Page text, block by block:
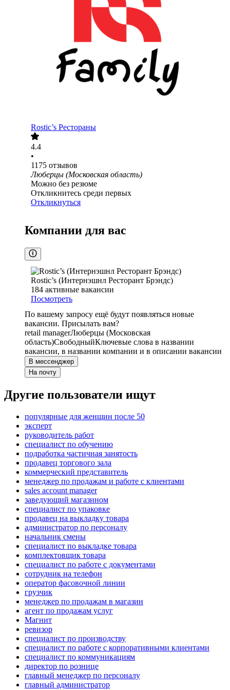
Rostic’s Рестораны
4.4
•
1175 отзывов
Люберцы (Московская область)
Можно без резюме
Откликнитесь среди первых
Откликнуться
Компании для вас
Rostic’s (Интернэшнл Ресторант Брэндс)
184 активные вакансии
Посмотреть
По вашему запросу ещё будут появляться новые
вакансии. Присылать вам?
retail managerЛюберцы (Московская
область)СвободныйКлючевые слова в названии
вакансии, в названии компании и в описании вакансии
В мессенджер
На почту
Другие пользователи ищут
популярные для женщин после 50
эксперт
руководитель работ
специалист по обучению
подработка частичная занятость
продавец торгового зала
коммерческий представитель
менеджер по продажам и работе с клиентами
sales account manager
заведующий магазином
специалист по упаковке
продавец на выкладку товара
администратор по персоналу
начальник смены
специалист по выкладке товара
комплектовщик товара
специалист по работе с документами
сотрудник на телефон
оператор фасовочной линии
грузчик
менеджер по продажам в магазин
агент по продажам услуг
Магнит
ревизор
специалист по производству
специалист по работе с корпоративными клиентами
специалист по коммуникациям
директор по рознице
главный менеджер по персоналу
главный администратор